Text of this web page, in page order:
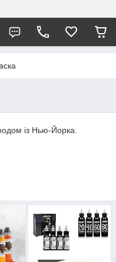
із Нью-Йорка.